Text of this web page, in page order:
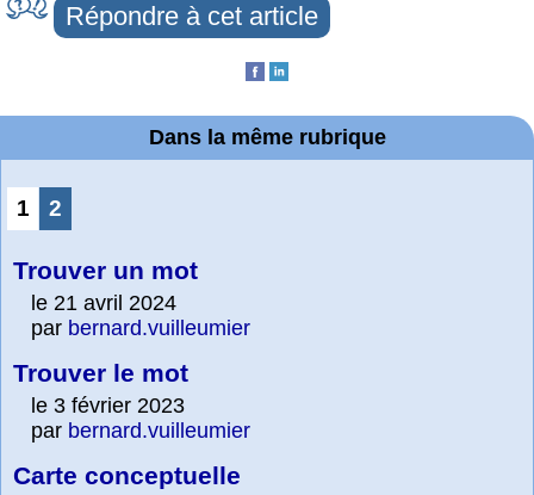
Répondre à cet article
Dans la même rubrique
1 2
Trouver un mot
le 21 avril 2024
par bernard.vuilleumier
Trouver le mot
le 3 février 2023
par bernard.vuilleumier
Carte conceptuelle